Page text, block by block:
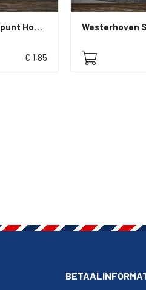
Westerhoven Kruispunt Hoeverstraat
€ 1,85